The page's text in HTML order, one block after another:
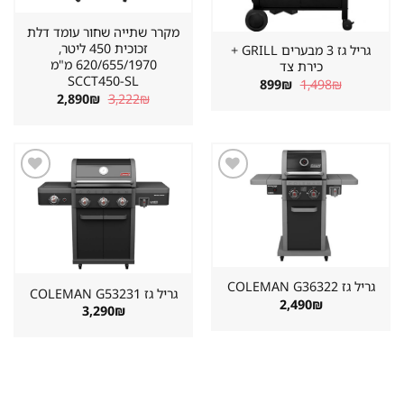
גריל גז 3 מבערים GRILL +
כירת צד
1,498₪ המחיר
המקורי
899₪ המחיר
הנוכחי
מקרר שתייה שחור עומד דלת
זכוכית 450 ליטר,
620/655/1970 מ"מ
SCCT450-SL
3,222₪ המחיר
המקורי
2,890₪ המחיר
הנוכחי
גריל גז ⁦COLEMAN G36322⁩
2,490₪
שמור
מוצר
גריל גז ⁦COLEMAN G53231⁩
3,290₪